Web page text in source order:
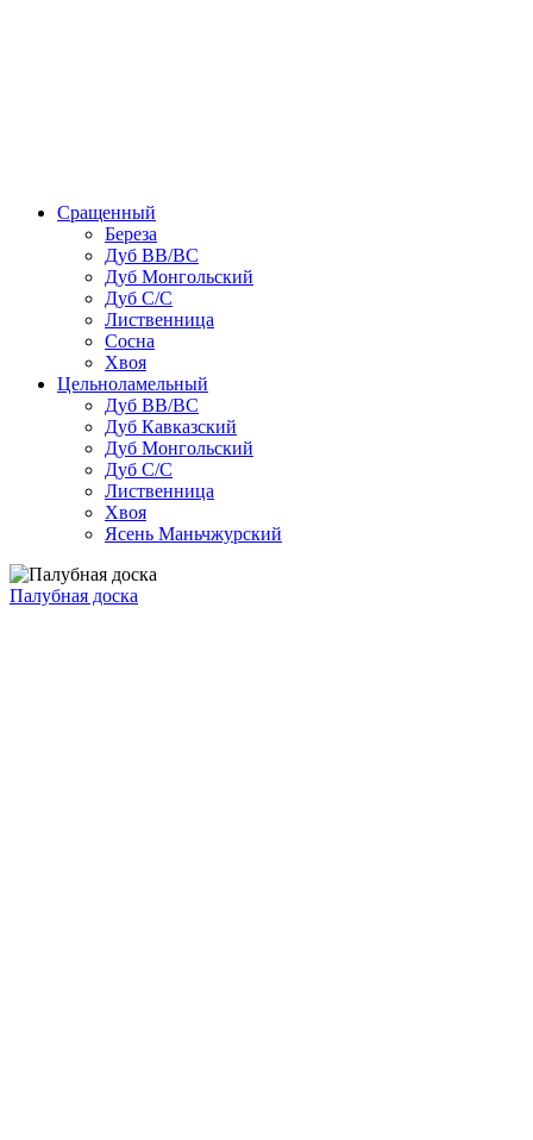
Сращенный
Береза
Дуб ВВ/ВС
Дуб Монгольский
Дуб С/С
Лиственница
Сосна
Хвоя
Цельноламельный
Дуб ВВ/ВС
Дуб Кавказский
Дуб Монгольский
Дуб С/С
Лиственница
Хвоя
Ясень Маньчжурский
Палубная доска